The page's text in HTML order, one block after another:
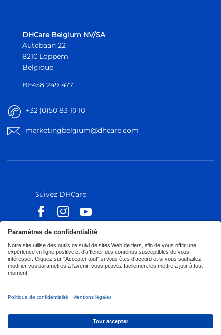
DHCare Belgium NV/SA
Autobaan 22
8210 Loppem
Belgique
BE458 249 477
+32 (0)50 83 10 10
marketingbelgium@dhcare.com
Politique de Cookies
Privacy Notice
Privacy Settings
Suivez DHCare
Suivez Küschall